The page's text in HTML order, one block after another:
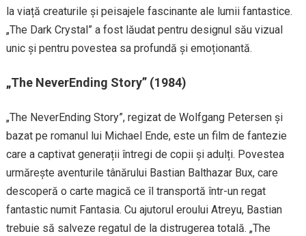
la viață creaturile și peisajele fascinante ale lumii fantastice.
„The Dark Crystal” a fost lăudat pentru designul său vizual
unic și pentru povestea sa profundă și emoționantă.
„The NeverEnding Story” (1984)
„The NeverEnding Story”, regizat de Wolfgang Petersen și
bazat pe romanul lui Michael Ende, este un film de fantezie
care a captivat generații întregi de copii și adulți. Povestea
urmărește aventurile tânărului Bastian Balthazar Bux, care
descoperă o carte magică ce îl transportă într-un regat
fantastic numit Fantasia. Cu ajutorul eroului Atreyu, Bastian
trebuie să salveze regatul de la distrugerea totală. „The